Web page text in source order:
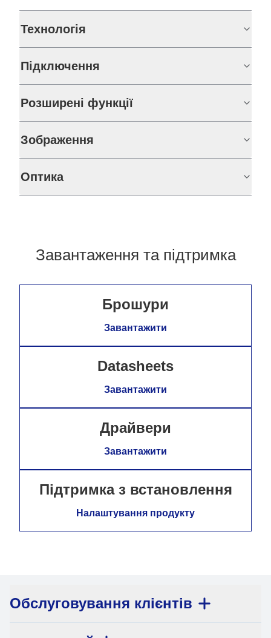
Технологія
Підключення
Розширені функції
Зображення
Оптика
Завантаження та підтримка
Брошури
Завантажити
Datasheets
Завантажити
Драйвери
Завантажити
Підтримка з встановлення
Налаштування продукту
Обслуговування клієнтів